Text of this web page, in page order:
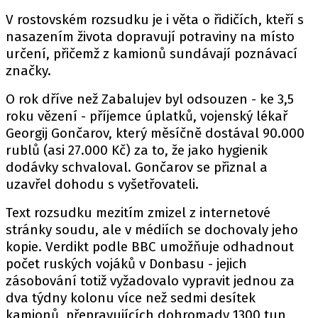
V rostovském rozsudku je i věta o řidičích, kteří s
nasazením života dopravují potraviny na místo
určení, přičemž z kamionů sundávají poznávací
značky.
O rok dříve než Zabalujev byl odsouzen - ke 3,5
roku vězení - příjemce úplatků, vojenský lékař
Georgij Gončarov, který měsíčně dostával 90.000
rublů (asi 27.000 Kč) za to, že jako hygienik
dodávky schvaloval. Gončarov se přiznal a
uzavřel dohodu s vyšetřovateli.
Text rozsudku mezitím zmizel z internetové
stránky soudu, ale v médiích se dochovaly jeho
kopie. Verdikt podle BBC umožňuje odhadnout
počet ruských vojáků v Donbasu - jejich
zásobování totiž vyžadovalo vypravit jednou za
dva týdny kolonu více než sedmi desítek